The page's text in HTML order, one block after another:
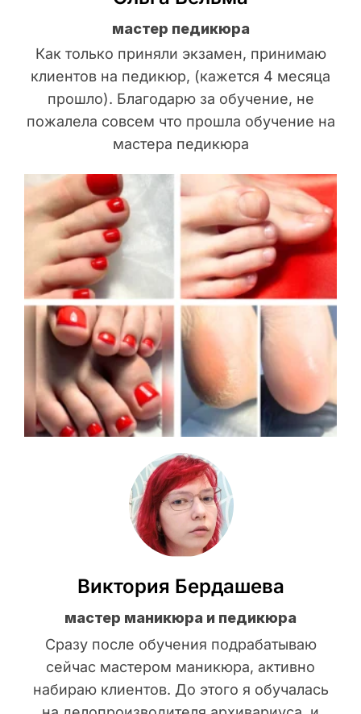
мастер педикюра
Как только приняли экзамен, принимаю
клиентов на педикюр, (кажется 4 месяца
прошло). Благодарю за обучение, не
пожалела совсем что прошла обучение на
мастера педикюра
Виктория Бердашева
мастер маникюра и педикюра
Сразу после обучения подрабатываю
сейчас мастером маникюра, активно
набираю клиентов. До этого я обучалась